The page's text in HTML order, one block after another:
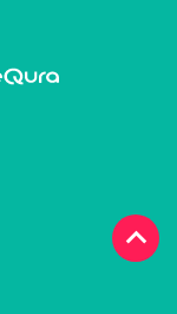
keyboard_arrow_up